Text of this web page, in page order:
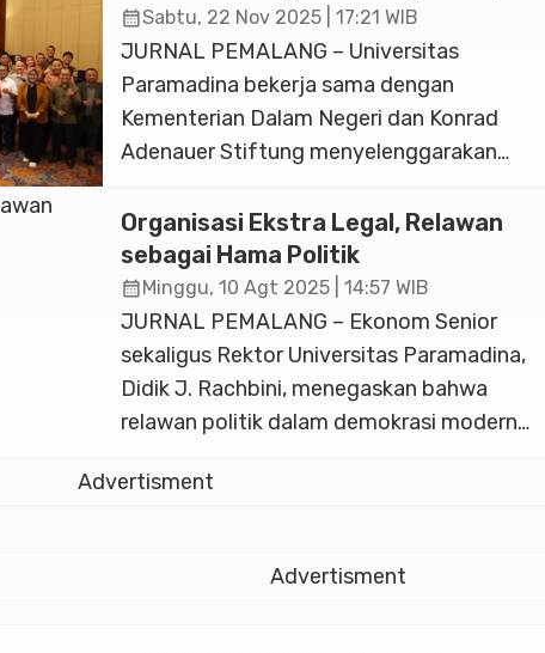
Jawa Tengah, tahun 2025 adalah lanskap
baru. Di bawah kepemimpinan Gubernur
Ahmad Luthfi dan wakilnya Taj Yasin, senarai
dinamika, […]
Ekonomi Pasar Pancasila
calendar_monthSabtu, 22 Nov 2025 | 17:21 WIB
JURNAL PEMALANG – Universitas
Paramadina bekerja sama dengan
Kementerian Dalam Negeri dan Konrad
Adenauer Stiftung menyelenggarakan
Pancasila Market Economy” bertempat di
JW Marriott Hotel Jakarta pada Kamis
(20/11/2025). Prof. Didik J. Rachbini, Rektor
Universitas Paramadina, dalam
sambutannya menekankan bahwa
implementasi prinsip ekonomi Pancasila
menjadi hal yang krusial untuk menjawab […]
Organisasi Ekstra Legal, Relawan
sebagai Hama Politik
calendar_monthMinggu, 10 Agt 2025 | 14:57 WIB
JURNAL PEMALANG – Ekonom Senior
sekaligus Rektor Universitas Paramadina,
Didik J. Rachbini, menegaskan bahwa
relawan politik dalam demokrasi modern
instrumen mobilisasi dukungan saat
sebagai bagian dari proses kampanye
Advertisment
Advertisment